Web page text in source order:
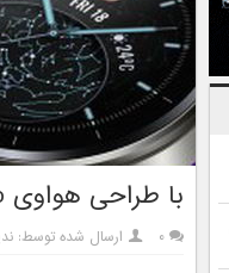
با طراحی هواوی FreeBuds Pro و Watch GT2 Pro آشنا شوید
۰ ارسال شده توسط: